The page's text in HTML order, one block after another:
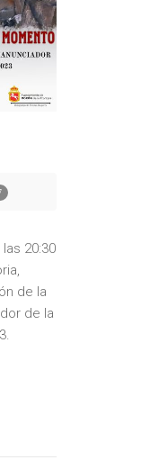
20:30
de la
de la